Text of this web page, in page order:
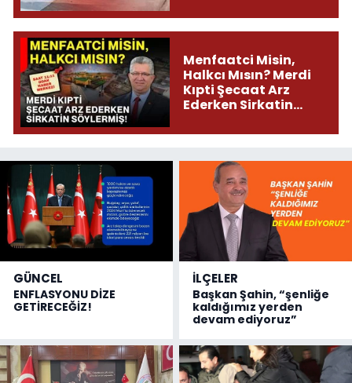
Menfaatci Misin,
Halkcı Mısın? Merdi
Kıpti Şecaat Arz
Ederken Sirkatin
GÜNCEL
ENFLASYONU DİZE
GETİRECEĞİZ!
İLÇELER
Başkan Şahin, “şenliğe
kaldığımız yerden
devam ediyoruz”